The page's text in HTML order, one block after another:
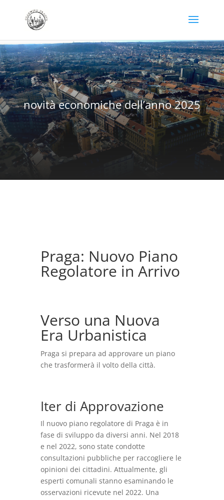
novità economiche dell’anno 2025
Praga: Nuovo Piano
Regolatore in Arrivo
Verso una Nuova
Era Urbanistica
Praga si prepara ad approvare un piano
che trasformerà il volto della città.
Iter di Approvazione
Il nuovo piano regolatore di Praga è in
fase di sviluppo da diversi anni. Nel 2018
e nel 2022, sono state condotte
consultazioni pubbliche per raccogliere le
opinioni dei cittadini. Attualmente, gli
esperti comunali stanno esaminando le
osservazioni ricevute nel 2022. Una